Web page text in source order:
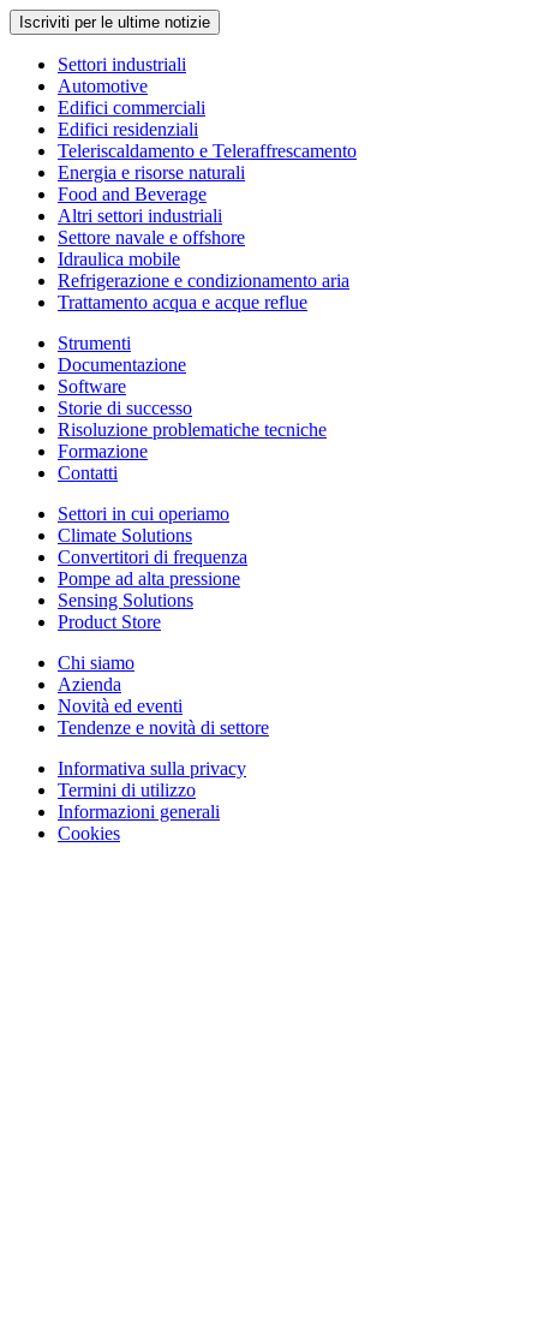
Iscriviti per le ultime notizie
Settori industriali
Automotive
Edifici commerciali
Edifici residenziali
Teleriscaldamento e Teleraffrescamento
Energia e risorse naturali
Food and Beverage
Altri settori industriali
Settore navale e offshore
Idraulica mobile
Refrigerazione e condizionamento aria
Trattamento acqua e acque reflue
Strumenti
Documentazione
Software
Storie di successo
Risoluzione problematiche tecniche
Formazione
Contatti
Settori in cui operiamo
Climate Solutions
Convertitori di frequenza
Pompe ad alta pressione
Sensing Solutions
Product Store
Chi siamo
Azienda
Novità ed eventi
Tendenze e novità di settore
Informativa sulla privacy
Termini di utilizzo
Informazioni generali
Cookies